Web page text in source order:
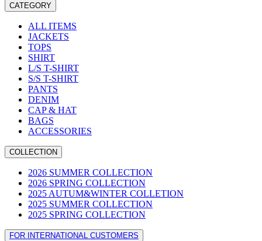
CATEGORY
ALL ITEMS
JACKETS
TOPS
SHIRT
L/S T-SHIRT
S/S T-SHIRT
PANTS
DENIM
CAP & HAT
BAGS
ACCESSORIES
COLLECTION
2026 SUMMER COLLECTION
2026 SPRING COLLECTION
2025 AUTUM&WINTER COLLETION
2025 SUMMER COLLECTION
2025 SPRING COLLECTION
FOR INTERNATIONAL CUSTOMERS